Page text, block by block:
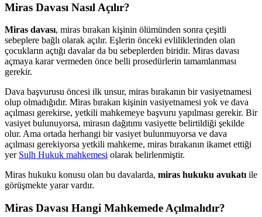
Miras Davası Nasıl Açılır?
Miras davası, miras bırakan kişinin ölümünden sonra çeşitli
sebeplere bağlı olarak açılır. Eşlerin önceki evliliklerinden olan
çocukların açtığı davalar da bu sebeplerden biridir. Miras davası
açmaya karar vermeden önce belli prosedürlerin tamamlanması
gerekir.
Dava başvurusu öncesi ilk unsur, miras bırakanın bir vasiyetnamesi
olup olmadığıdır. Miras bırakan kişinin vasiyetnamesi yok ve dava
açılması gerekirse, yetkili mahkemeye başvuru yapılması gerekir. Bir
vasiyet bulunuyorsa, mirasın dağıtımı vasiyette belirtildiği şekilde
olur. Ama ortada herhangi bir vasiyet bulunmuyorsa ve dava
açılması gerekiyorsa yetkili mahkeme, miras bırakanın ikamet ettiği
yer Sulh Hukuk mahkemesi olarak belirlenmiştir.
Miras hukuku konusu olan bu davalarda, miras hukuku avukatı ile
görüşmekte yarar vardır.
Miras Davası Hangi Mahkemede Açılmalıdır?